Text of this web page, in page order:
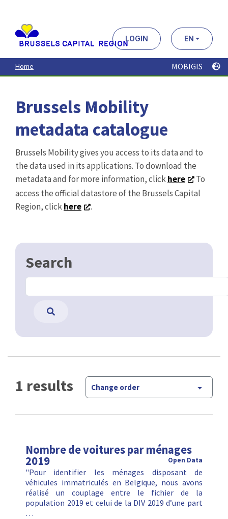
contenu
principal
LOGIN EN
Home MOBIGIS
Brussels Mobility
metadata catalogue
Brussels Mobility gives you access to its data and to
the data used in its applications. To download the
metadata and for more information, clickhere
To
access the official datastore of the Brussels Capital
Region, clickhere .
Search
1 results Change order
Nombre de voitures par ménages
2019 Open Data
"Pour identifier les ménages disposant de
véhicules immatriculés en Belgique, nous avons
réalisé un couplage entre le fichier de la
population 2019 et celui de la DIV 2019 d’une part
…